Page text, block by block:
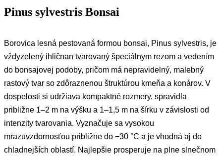
Pinus sylvestris Bonsai
Borovica lesná pestovaná formou bonsai, Pinus sylvestris, je
vždyzelený ihličnan tvarovaný špeciálnym rezom a vedením
do bonsajovej podoby, pričom má nepravidelný, malebný
rastový tvar so zdôraznenou štruktúrou kmeňa a konárov. V
dospelosti si udržiava kompaktné rozmery, spravidla
približne 1–2 m na výšku a 1–1,5 m na šírku v závislosti od
intenzity tvarovania. Vyznačuje sa vysokou
mrazuvzdornosťou približne do −30 °C a je vhodná aj do
chladnejších oblastí. Najlepšie prosperuje na plne slnečnom